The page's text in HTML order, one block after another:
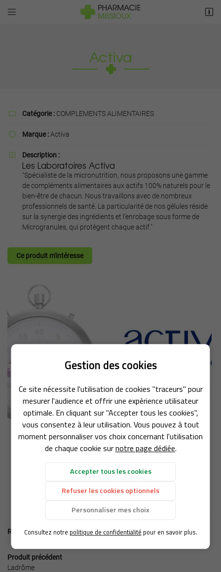
Gestion des cookies
Ce site nécessite l'utilisation de cookies "traceurs" pour
mesurer l'audience et offrir une expérience utilisateur
optimale. En cliquant sur "Accepter tous les cookies",
vous consentez à leur utilisation. Vous pouvez à tout
moment personnaliser vos choix concernant l'utilisation
de chaque cookie surnotre page dédiée.
Accepter tous les cookies
Refuser les cookies optionnels
Personnaliser mes choix
Consultez notre politique de confidentialité pour en savoir plus.

ACCUEIL
& ORTHOPÉDIQUE
CONTACT

Une
05 49 75 08
Déposer mon
Adresse email de réception
Recopier le code ci-contre
Rafraîchir le captcha
Activa
 Catégorie : COMPLEMENTS ALIMENTAIRES
 Marque : Activa
 Description :
Les Laboratoires Activa
"Spécialiste de la micronutrition, nous proposons une gamme
de compléments alimentaires aux actifs 100% naturels pour le
bien-être de chacun. Nous travaillons avec de nombreux
professionnels de santé. La particularité de nos gélules réside
sur la synergie des ingrédients et l’enrobage sous forme de
Microgranules, qui protègent chaque actif."
Ce produit m'intéresse
Retour aux produits
Produit précédent
Ladrôme